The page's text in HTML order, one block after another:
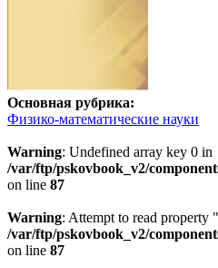
Основная рубрика:
Физико-математические науки
Warning: Undefined array key 0 in
/var/ftp/pskovbook_v2/
on line 87
Warning: Attempt to read property
/var/ftp/pskovbook_v2/
on line 87